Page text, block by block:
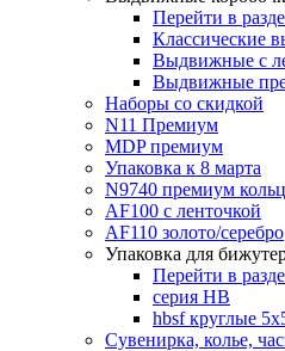
Перейти в
Классические
Выдвижные с
Выдвижные
Наборы со скидкой
N11 Премиум
MDP премиум
Упаковка к 8 марта
N9740 премиум
AF100 с ленточкой
AF110 золото/серебро
Упаковка для
Перейти в
серия HB
hbsf круглые
Сувенирка, колье,